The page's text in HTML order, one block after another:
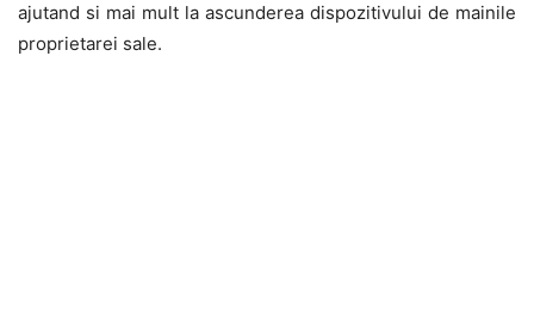
ajutand si mai mult la ascunderea dispozitivului de mainile
proprietarei sale.